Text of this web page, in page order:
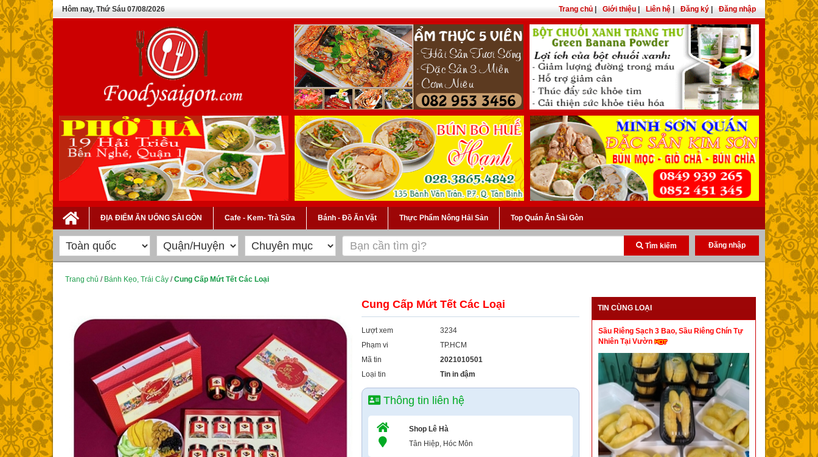
Hôm nay, Thứ Sáu 07/08/2026 Trang chủ Giới thiệu Liên hệ Đăng ký Đăng nhập
ĐỊA ĐIỂM ĂN UỐNG SÀI GÒN Cafe - Kem- Trà Sữa Bánh - Đồ Ăn Vặt Thực Phẩm Nông Hải Sản Top Quán Ăn Sài Gòn
Tìm kiếm Đăng nhập
Trang chủ / Bánh Kẹo, Trái Cây /Cung Cấp Mứt Tết Các Loại
Cung Cấp Mứt Tết Các Loại
Lượt xem
3234
Phạm vi
TP.HCM
Mã tin
2021010501
Loại tin
Tin in đậm
Thông tin liên hệ
Shop Lê Hà
Tân Hiệp, Hóc Môn
TIN CÙNG LOẠI
Sầu Riêng Sạch 3 Bao, Sầu Riêng Chín Tự
Nhiên Tại Vườn